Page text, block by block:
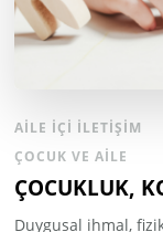
AILE İÇI İLETIŞIM
ÇOCUK VE AILE
ÇOCUKLUK,
Duygusal ihmal,